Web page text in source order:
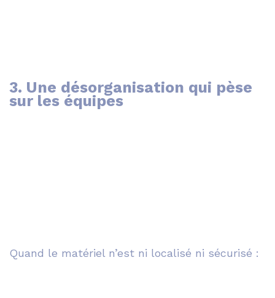
3. Une désorganisation qui pèse
sur les équipes
Quand le matériel n’est ni localisé ni sécurisé :